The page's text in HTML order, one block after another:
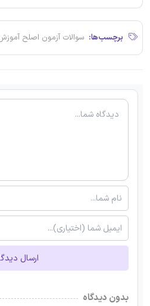
برچسب‌ها: سوالات آزمون اصلح
ارسال
بدون دیدگاه